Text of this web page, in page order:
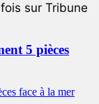
sur Tribune
5 pièces